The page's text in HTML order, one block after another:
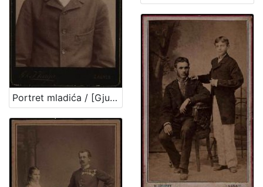
Portret mladića / [Gjuro Varga] ; [izradio fotografski atelijer] G. & I. Varga